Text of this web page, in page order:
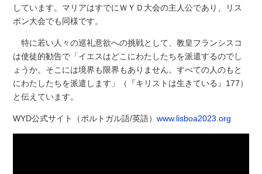
しています。マリアはすでにＷＹＤ大会の主人公であり、リス
ボン大会でも同様です。
特に若い人々の巡礼意欲への挑戦として、教皇フランシスコ
は使徒的勧告で「イエスはどこにわたしたちを派遣するのでし
ょうか。そこには境界も限界もありません。すべての人のもと
にわたしたちを派遣します」（『キリストは生きている』177）
と伝えています。
WYD公式サイト（ポルトガル語/英語）www.lisboa2023.org